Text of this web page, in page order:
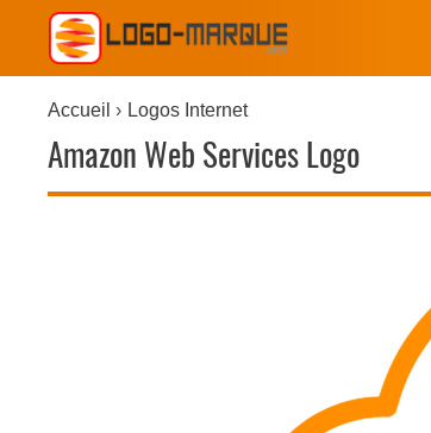
Accueil Logos Internet
Amazon Web Services Logo